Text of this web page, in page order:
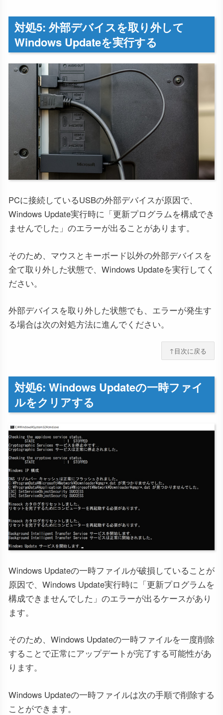
対処5: 外部デバイスを取り外して
Windows Updateを実行する
PCに接続しているUSBの外部デバイスが原因で、
Windows Update実行時に「更新プログラムを構成でき
ませんでした」のエラーが出ることがあります。
そのため、マウスとキーボード以外の外部デバイスを
全て取り外した状態で、Windows Updateを実行してく
ださい。
外部デバイスを取り外した状態でも、エラーが発生す
る場合は次の対処方法に進んでください。
↑目次に戻る
対処6: Windows Updateの一時ファイ
ルをクリアする
Windows Updateの一時ファイルが破損していることが
原因で、Windows Update実行時に「更新プログラムを
構成できませんでした」のエラーが出るケースがあり
ます。
そのため、Windows Updateの一時ファイルを一度削除
することで正常にアップデートが完了する可能性があ
ります。
Windows Updateの一時ファイルは次の手順で削除する
ことができます。